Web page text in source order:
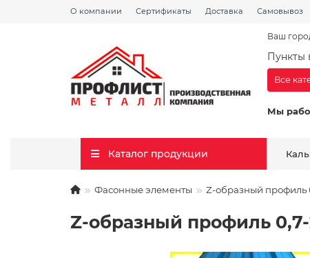
О компании Сертификаты Доставка Самовывоз
Ваш
Пункты
Мы
Все
Каталог продукции
Фасонные элементы Z-образный
Z-образный профиль